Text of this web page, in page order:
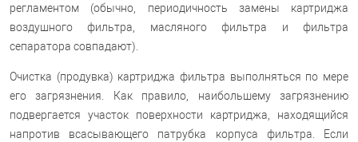
регламентом (обычно, периодичность замены картриджа
воздушного фильтра, масляного фильтра и фильтра
сепаратора совпадают).
Очистка (продувка) картриджа фильтра выполняться по мере
его загрязнения. Как правило, наибольшему загрязнению
подвергается участок поверхности картриджа, находящийся
напротив всасывающего патрубка корпуса фильтра. Если